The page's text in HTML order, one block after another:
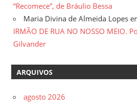
“Recomece”, de Bráulio Bessa
Maria Divina de Almeida Lopes
IRMÃO DE RUA NO NOSSO MEIO.
Gilvander
ARQUIVOS
agosto 2026